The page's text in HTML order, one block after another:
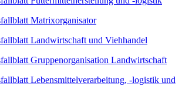
Matrixorganisator
Landwirtschaft und Viehhandel
Gruppenorganisation Landwirtschaft
Lebensmittelverarbeitung, -logistik und